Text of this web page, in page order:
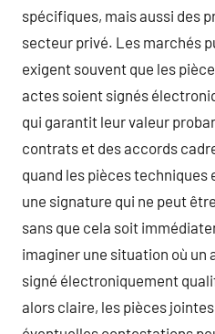
spécifiques, mais aussi des
secteur privé. Les marchés
exigent souvent que les
actes soient signés
qui garantit leur valeur
contrats et des accords
quand les pièces techniques
une signature qui ne peut
sans que cela soit
imaginer une situation où un
signé électroniquement
alors claire, les pièces